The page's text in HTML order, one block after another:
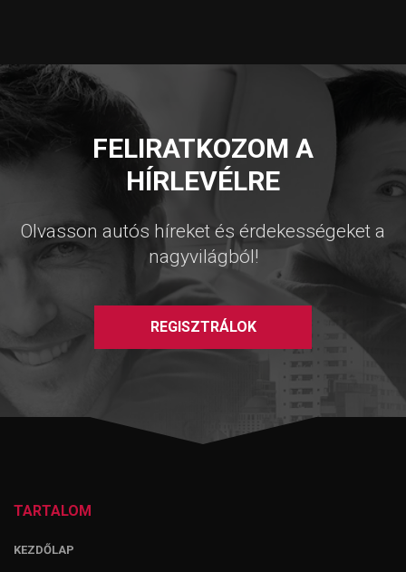
FELIRATKOZOM A
HÍRLEVÉLRE
Olvasson autós híreket és érdekességeket a
nagyvilágból!
REGISZTRÁLOK
TARTALOM
KEZDŐLAP